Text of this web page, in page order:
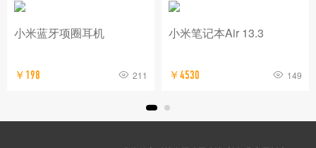
小米蓝牙项圈耳机
￥198 211
小米笔记本Air 13.3
￥4530 149